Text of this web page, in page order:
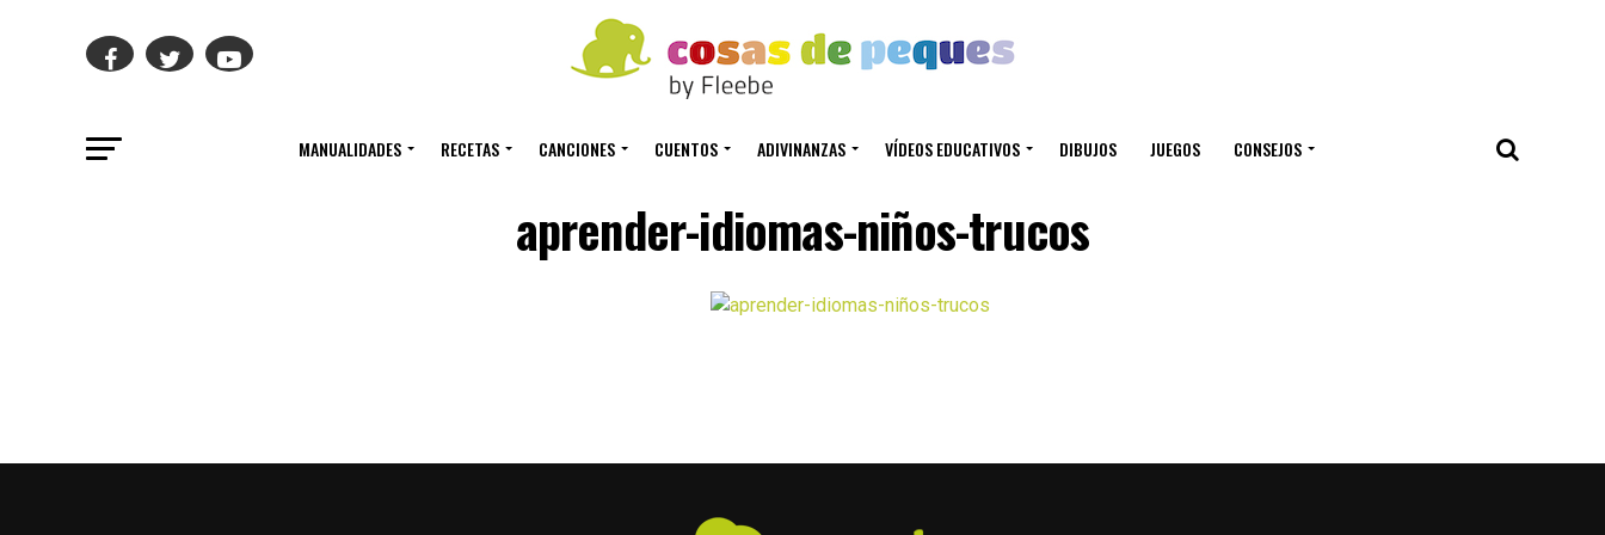
MANUALIDADES RECETAS CANCIONES CUENTOS ADIVINANZAS VÍDEOS EDUCATIVOS DIBUJOS JUEGOS CONSEJOS
aprender-idiomas-niños-trucos